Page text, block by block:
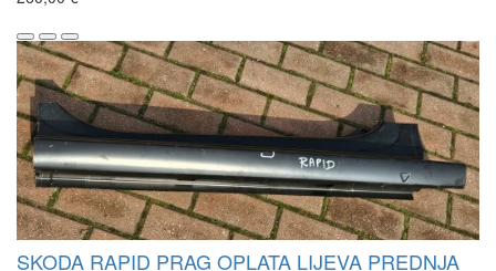
SKODA RAPID PRAG OPLATA LIJEVA PREDNJA